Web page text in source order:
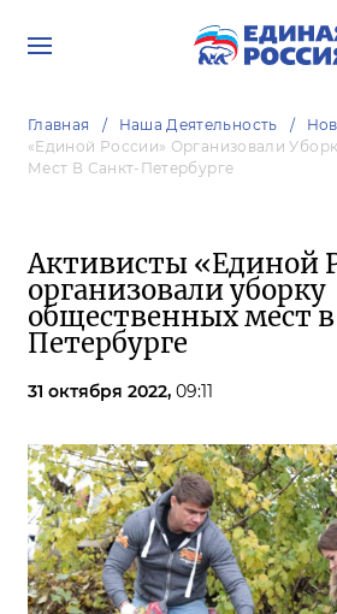
Главная Наша Деятельность
«Единой России» Организовали
Мест В Санкт-Петербурге
Активисты «Единой
организовали уборку
общественных мест
Петербурге
31 октября 2022, 09:11